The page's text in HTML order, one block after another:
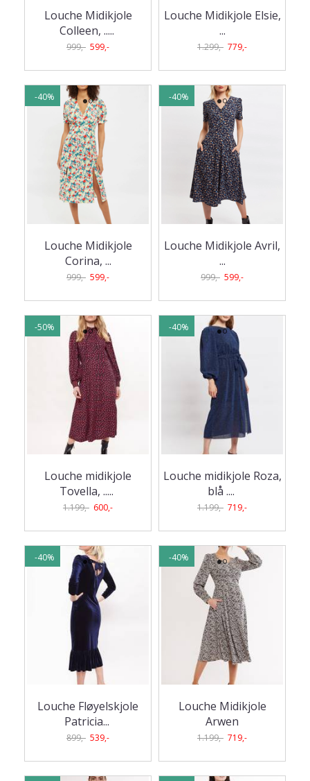
Louche Midikjole
Colleen, .....
999,- 599,-
Louche Midikjole Elsie,
...
1.299,- 779,-
-40%
Louche Midikjole
Corina, ...
999,- 599,-
-40%
Louche Midikjole Avril,
...
999,- 599,-
-50%
Louche midikjole
Tovella, .....
1.199,- 600,-
-40%
Louche midikjole Roza,
blå ....
1.199,- 719,-
-40%
Louche Fløyelskjole
Patricia...
899,- 539,-
-40%
Louche Midikjole
Arwen
1.199,- 719,-